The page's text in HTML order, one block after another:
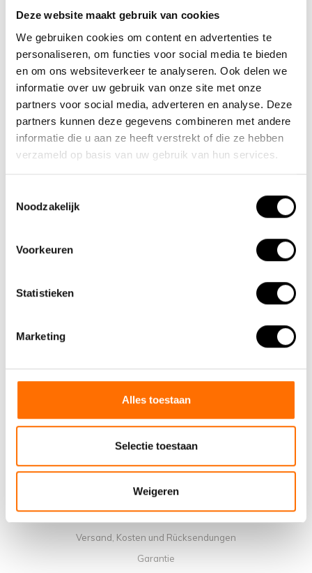
Deze website maakt gebruik van cookies
We gebruiken cookies om content en advertenties te
personaliseren, om functies voor social media te bieden
en om ons websiteverkeer te analyseren. Ook delen we
informatie over uw gebruik van onze site met onze
partners voor social media, adverteren en analyse. Deze
partners kunnen deze gegevens combineren met andere
informatie die u aan ze heeft verstrekt of die ze hebben
verzameld op basis van uw gebruik van hun services.
Noodzakelijk
Voorkeuren
Statistieken
Marketing
Alles toestaan
Selectie toestaan
Weigeren
Team Lacros
Nieuwe Eerdsebaan 16, 5482 VS Schijndel Nederland
Handelskammernummer: 62140957
Umsatzsteuer-Identifikationsnummer: NL854680950B01
(+31) 73 203 2487
(+31) 73 203 2487
sales@lacros.nl
Warum ein elektrisches Faltrad von Lacros wählen
Verkaufsstellen
Lehrvideos
Allgemeine Geschäftbedingungen
Datenschutzrichtlinie
Versand, Kosten und Rücksendungen
Garantie